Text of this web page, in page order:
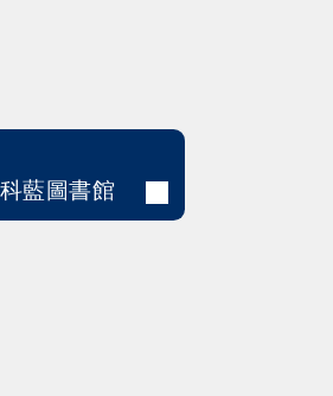
藍圖書館